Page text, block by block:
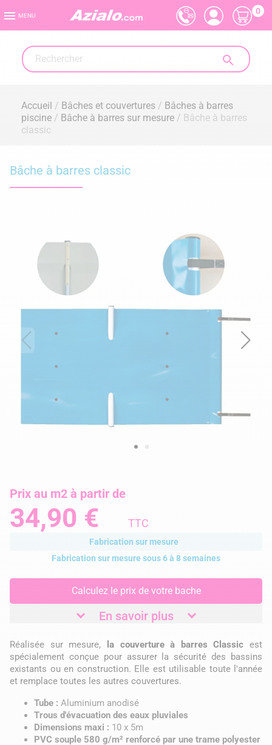
 MENU

0
Accueil Bâches et couvertures
Bâches à barres
piscine
Bâche à barres sur mesure
Bâche à barres
classic
Bâche à barres classic
Prix au m2 à partir de
34,90 € TTC
Fabrication sur mesure
Fabrication sur mesure sous 6 à 8 semaines
Calculez le prix de votre bache
En savoir plus
Réalisée sur mesure, la couverture à barres Classic est
spécialement conçue pour assurer la sécurité des bassins
existants ou en construction. Elle est utilisable toute l'année
et remplace toutes les autres couvertures.
Tube : Aluminium anodisé
Trous d'évacuation des eaux pluviales
Dimensions maxi : 10 x 5m
PVC souple 580 g/m² renforcé par une trame polyester